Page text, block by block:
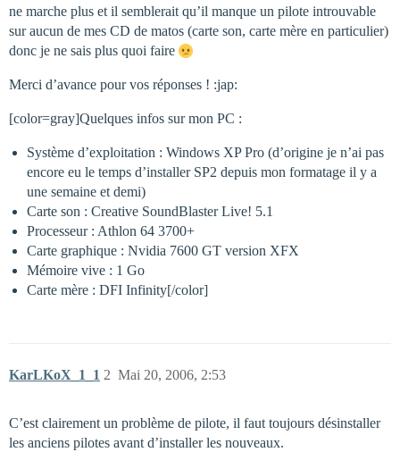
ne marche plus et il semblerait qu’il manque un pilote introuvable
sur aucun de mes CD de matos (carte son, carte mère en particulier)
donc je ne sais plus quoi faire
Merci d’avance pour vos réponses ! :jap:
[color=gray]Quelques infos sur mon PC :
Système d’exploitation : Windows XP Pro (d’origine je n’ai pas
encore eu le temps d’installer SP2 depuis mon formatage il y a
une semaine et demi)
Carte son : Creative SoundBlaster Live! 5.1
Processeur : Athlon 64 3700+
Carte graphique : Nvidia 7600 GT version XFX
Mémoire vive : 1 Go
Carte mère : DFI Infinity[/color]
KarLKoX_1_1 Mai 20, 2006, 2:53
2
C’est clairement un problème de pilote, il faut toujours désinstaller
les anciens pilotes avant d’installer les nouveaux.